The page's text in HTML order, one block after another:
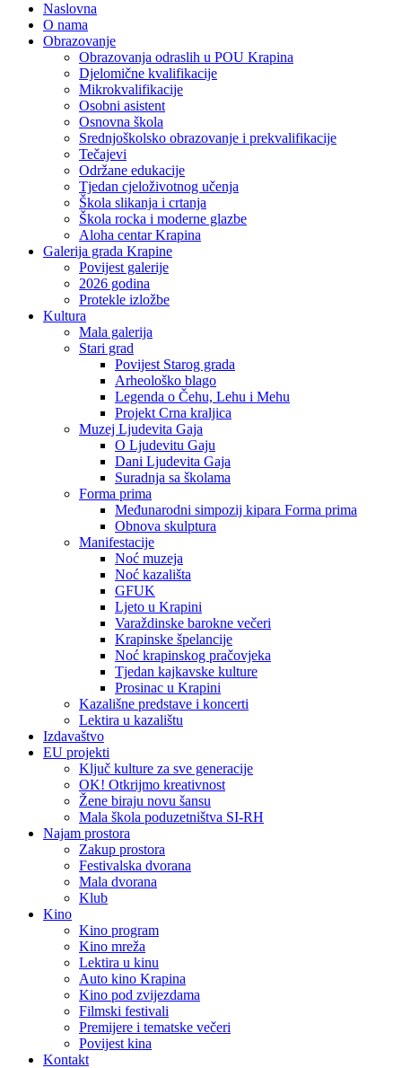
Naslovna
O nama
Obrazovanje
Obrazovanja odraslih u POU Krapina
Djelomične kvalifikacije
Mikrokvalifikacije
Osobni asistent
Osnovna škola
Srednjoškolsko obrazovanje i prekvalifikacije
Tečajevi
Održane edukacije
Tjedan cjeloživotnog učenja
Škola slikanja i crtanja
Škola rocka i moderne glazbe
Aloha centar Krapina
Galerija grada Krapine
Povijest galerije
2026 godina
Protekle izložbe
Kultura
Mala galerija
Stari grad
Povijest Starog grada
Arheološko blago
Legenda o Čehu, Lehu i Mehu
Projekt Crna kraljica
Muzej Ljudevita Gaja
O Ljudevitu Gaju
Dani Ljudevita Gaja
Suradnja sa školama
Forma prima
Međunarodni simpozij kipara Forma prima
Obnova skulptura
Manifestacije
Noć muzeja
Noć kazališta
GFUK
Ljeto u Krapini
Varaždinske barokne večeri
Krapinske špelancije
Noć krapinskog pračovjeka
Tjedan kajkavske kulture
Prosinac u Krapini
Kazališne predstave i koncerti
Lektira u kazalištu
Izdavaštvo
EU projekti
Ključ kulture za sve generacije
OK! Otkrijmo kreativnost
Žene biraju novu šansu
Mala škola poduzetništva SI-RH
Najam prostora
Zakup prostora
Festivalska dvorana
Mala dvorana
Klub
Kino
Kino program
Kino mreža
Lektira u kinu
Auto kino Krapina
Kino pod zvijezdama
Filmski festivali
Premijere i tematske večeri
Povijest kina
Kontakt